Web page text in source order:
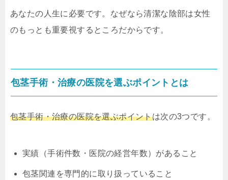
あなたの人生に必要です。なぜなら清潔な陰部は女性
のもっとも重要視するところだからです。
包茎手術・治療の医院を選ぶポイントとは
包茎手術・治療の医院を選ぶポイントは次の3つです。
実績（手術件数・医院の経営年数）があること
包茎関連を専門的に取り扱っていること